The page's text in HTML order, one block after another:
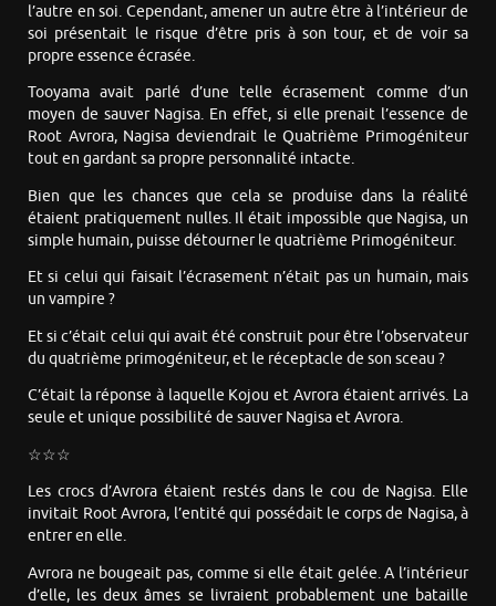
l’autre en soi. Cependant, amener un autre être à l’intérieur de
soi présentait le risque d’être pris à son tour, et de voir sa
propre essence écrasée.
Tooyama avait parlé d’une telle écrasement comme d’un
moyen de sauver Nagisa. En effet, si elle prenait l’essence de
Root Avrora, Nagisa deviendrait le Quatrième Primogéniteur
tout en gardant sa propre personnalité intacte.
Bien que les chances que cela se produise dans la réalité
étaient pratiquement nulles. Il était impossible que Nagisa, un
simple humain, puisse détourner le quatrième Primogéniteur.
Et si celui qui faisait l’écrasement n’était pas un humain, mais
un vampire ?
Et si c’était celui qui avait été construit pour être l’observateur
du quatrième primogéniteur, et le réceptacle de son sceau ?
C’était la réponse à laquelle Kojou et Avrora étaient arrivés. La
seule et unique possibilité de sauver Nagisa et Avrora.
☆☆☆
Les crocs d’Avrora étaient restés dans le cou de Nagisa. Elle
invitait Root Avrora, l’entité qui possédait le corps de Nagisa, à
entrer en elle.
Avrora ne bougeait pas, comme si elle était gelée. A l’intérieur
d’elle, les deux âmes se livraient probablement une bataille